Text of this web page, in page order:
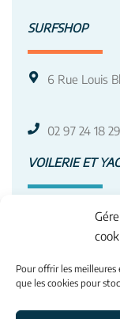
Pour offrir les
que les cookies pour
SURFSHOP
6 Rue Louis
02 97 24 18 29
VOILERIE ET
3 Av.
02 97 50 88